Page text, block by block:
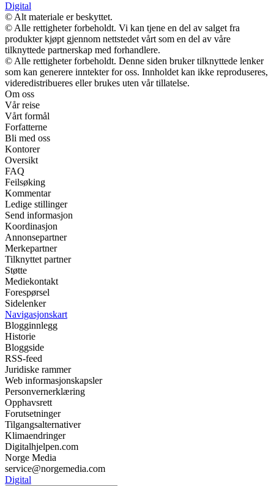
Digital
© Alt materiale er beskyttet.
© Alle rettigheter forbeholdt. Vi kan tjene en del av salget fra
produkter kjøpt gjennom nettstedet vårt som en del av våre
tilknyttede partnerskap med forhandlere.
© Alle rettigheter forbeholdt. Denne siden bruker tilknyttede lenker
som kan generere inntekter for oss. Innholdet kan ikke reproduseres,
videredistribueres eller brukes uten vår tillatelse.
Om oss
Vår reise
Vårt formål
Forfatterne
Bli med oss
Kontorer
Oversikt
FAQ
Feilsøking
Kommentar
Ledige stillinger
Send informasjon
Koordinasjon
Annonsepartner
Merkepartner
Tilknyttet partner
Støtte
Mediekontakt
Forespørsel
Sidelenker
Navigasjonskart
Blogginnlegg
Historie
Bloggside
RSS-feed
Juridiske rammer
Web informasjonskapsler
Personvernerklæring
Opphavsrett
Forutsetninger
Tilgangsalternativer
Klimaendringer
Digitalhjelpen.com
Norge Media
service@norgemedia.com
Digital